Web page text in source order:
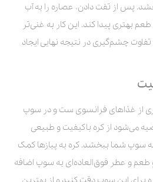
پس از تفت دادن، عصاره را به آب
بهتری پیدا کند. این کار به غنی‌تر
چشم‌گیری در نتیجه نهایی ایجاد
از غذاهای فرانسوی ست و در سوپ
می‌شود از کره باکیفیت و طبیعی
سوپ شما ببخشد. کره به پیازها کمک
طعم و عطر فوق‌العاده‌ای به سوپ اضافه